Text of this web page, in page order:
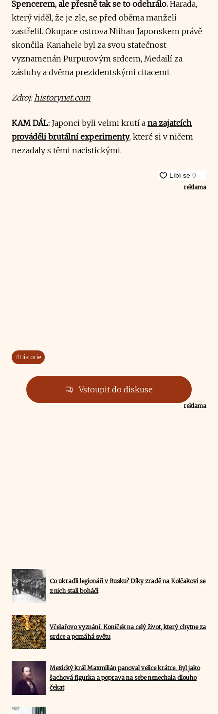
Spencerem, ale přesně tak se to odehrálo. Harada,
který viděl, že je zle, se před oběma manželi
zastřelil. Okupace ostrova Niihau Japonskem právě
skončila. Kanahele byl za svou statečnost
vyznamenán Purpurovým srdcem, Medailí za
zásluhy a dvěma prezidentskými citacemi.
Zdroj: historynet.com
KAM DÁL: Japonci byli velmi krutí a na zajatcích
prováděli brutální experimenty, které si v ničem
nezadaly s těmi nacistickými.
reklama
#Historie
Vstoupit do diskuse
reklama
Co ukradli legionáři v Rusku? Díky zradě na Kolčakovi se
z nich stali boháči
Včelařovo vyznání. Koníček na celý život, který chytne za
srdce a pomáhá světu
Mexický král Maxmilián panoval velice krátce. Byl jako
šachová figurka a poprava na sebe nenechala dlouho
čekat